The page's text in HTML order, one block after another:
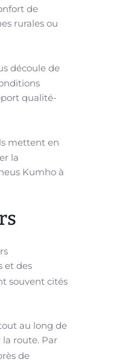
de
rurales ou
découle de
qualité-
mettent en
la
Kumho à
et des
souvent cités
au long de
route. Par
de